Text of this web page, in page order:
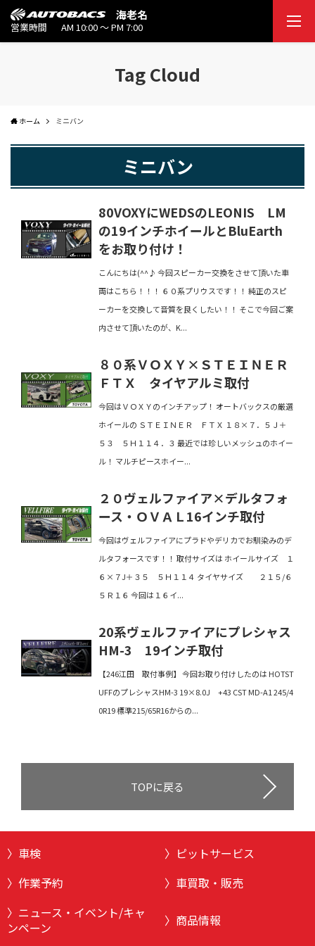
海老名
営業時間 AM 10:00 ～ PM 7:00
Tag Cloud
ホーム ミニバン
ミニバン
80VOXYにWEDSのLEONIS LM
の19インチホイールとBluEarth
をお取り付け！
こんにちは(^^♪ 今回スピーカー交換をさせて頂いた車
両はこちら！！！ ６０系プリウスです！！ 純正のスピ
ーカーを交換して音質を良くしたい！！ そこで今回ご案
内させて頂いたのが、K...
８０系ＶＯＸＹ×ＳＴＥＩＮＥＲ
ＦＴＸ タイヤアルミ取付
今回はＶＯＸＹのインチアップ！ オートバックスの厳選
ホイールの ＳＴＥＩＮＥＲ ＦＴＸ １８×７．５Ｊ＋
５３ ５Ｈ１１４．３ 最近では珍しいメッシュのホイー
ル！ マルチピースホイー...
２０ヴェルファイア×デルタフォ
ース・ＯＶＡＬ16インチ取付
今回はヴェルファイアにプラドやデリカでお馴染みのデ
ルタフォースです！！ 取付サイズは ホイールサイズ １
６×７J＋３５ ５Ｈ１１４ タイヤサイズ ２１５/６
５Ｒ１６ 今回は１６イ...
20系ヴェルファイアにプレシャス
HM-3 19インチ取付
【246江田 取付事例】 今回お取り付けしたのは HOTST
UFFのプレシャスHM-3 19×8.0J +43 CST MD-A1 245/4
0R19 標準215/65R16からの...
TOPに戻る
車検
ピットサービス
作業予約
車買取・販売
ニュース・イベント/キャ
ンペーン
商品情報